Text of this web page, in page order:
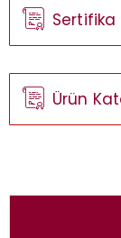
Sertifika
Ürün